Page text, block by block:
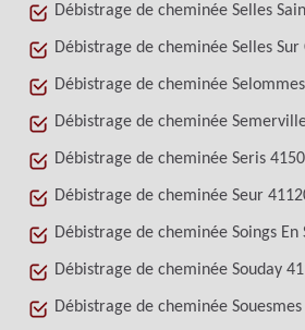
Débistrage de cheminée Selles
Débistrage de cheminée Selles Sur
Débistrage de cheminée
Débistrage de cheminée
Débistrage de cheminée Seris
Débistrage de cheminée Seur
Débistrage de cheminée Soings En
Débistrage de cheminée Souday
Débistrage de cheminée